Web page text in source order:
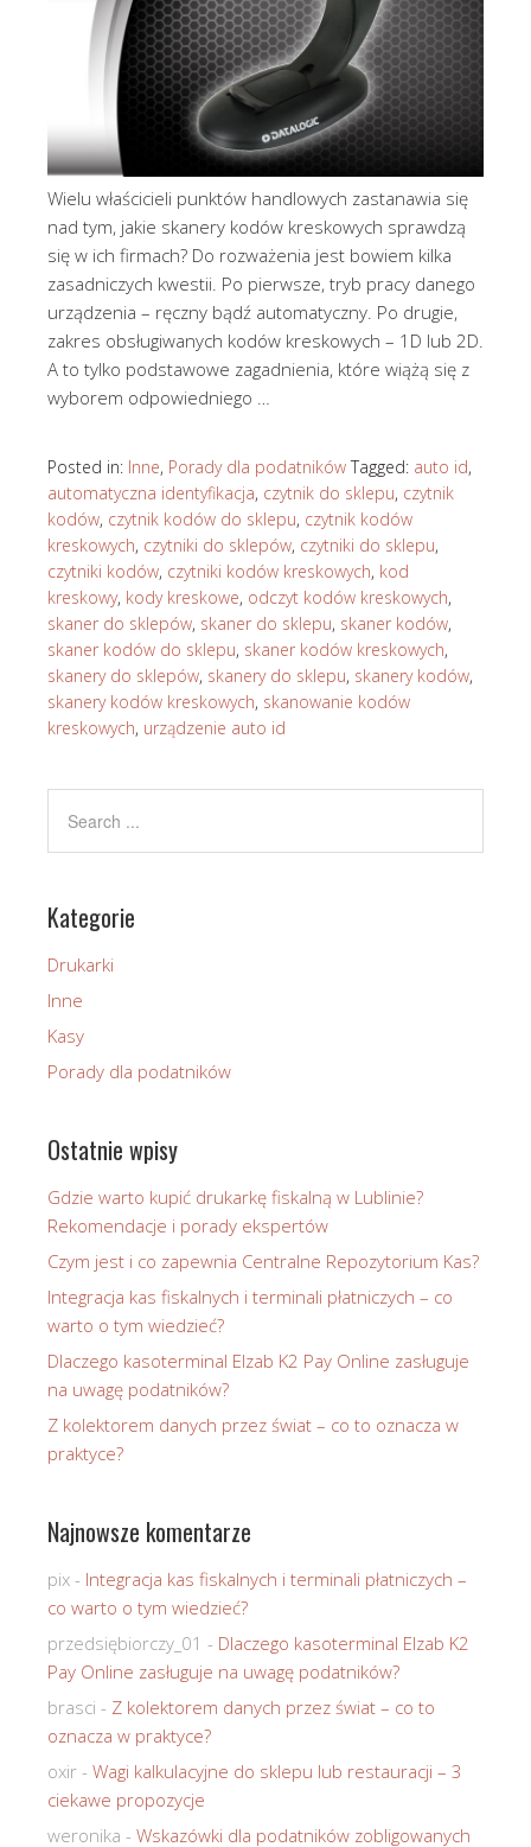
Wielu właścicieli punktów handlowych zastanawia się
nad tym, jakie skanery kodów kreskowych sprawdzą
się w ich firmach? Do rozważenia jest bowiem kilka
zasadniczych kwestii. Po pierwsze, tryb pracy danego
urządzenia – ręczny bądź automatyczny. Po drugie,
zakres obsługiwanych kodów kreskowych – 1D lub 2D.
A to tylko podstawowe zagadnienia, które wiążą się z
wyborem odpowiedniego …
Posted in: Inne, Porady dla podatników Tagged: auto id,
automatyczna identyfikacja, czytnik do sklepu, czytnik
kodów, czytnik kodów do sklepu, czytnik kodów
kreskowych, czytniki do sklepów, czytniki do sklepu,
czytniki kodów, czytniki kodów kreskowych, kod
kreskowy, kody kreskowe, odczyt kodów kreskowych,
skaner do sklepów, skaner do sklepu, skaner kodów,
skaner kodów do sklepu, skaner kodów kreskowych,
skanery do sklepów, skanery do sklepu, skanery kodów,
skanery kodów kreskowych, skanowanie kodów
kreskowych, urządzenie auto id
Kategorie
Drukarki
Inne
Kasy
Porady dla podatników
Ostatnie wpisy
Gdzie warto kupić drukarkę fiskalną w Lublinie?
Rekomendacje i porady ekspertów
Czym jest i co zapewnia Centralne Repozytorium Kas?
Integracja kas fiskalnych i terminali płatniczych – co
warto o tym wiedzieć?
Dlaczego kasoterminal Elzab K2 Pay Online zasługuje
na uwagę podatników?
Z kolektorem danych przez świat – co to oznacza w
praktyce?
Najnowsze komentarze
pix - Integracja kas fiskalnych i terminali płatniczych –
co warto o tym wiedzieć?
przedsiębiorczy_01 - Dlaczego kasoterminal Elzab K2
Pay Online zasługuje na uwagę podatników?
brasci - Z kolektorem danych przez świat – co to
oznacza w praktyce?
oxir - Wagi kalkulacyjne do sklepu lub restauracji – 3
ciekawe propozycje
weronika - Wskazówki dla podatników zobligowanych